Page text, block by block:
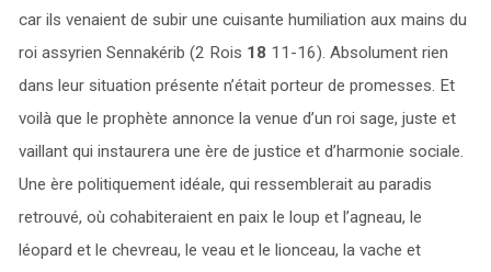
car ils venaient de subir une cuisante humiliation aux mains du
roi assyrien Sennakérib (2 Rois 18 11-16). Absolument rien
dans leur situation présente n’était porteur de promesses. Et
voilà que le prophète annonce la venue d’un roi sage, juste et
vaillant qui instaurera une ère de justice et d’harmonie sociale.
Une ère politiquement idéale, qui ressemblerait au paradis
retrouvé, où cohabiteraient en paix le loup et l’agneau, le
léopard et le chevreau, le veau et le lionceau, la vache et